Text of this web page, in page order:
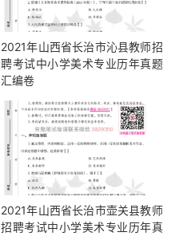
2021年山西省长治市沁县教师招
聘考试中小学美术专业历年真题
汇编卷
2021年山西省长治市壶关县教师
招聘考试中小学美术专业历年真